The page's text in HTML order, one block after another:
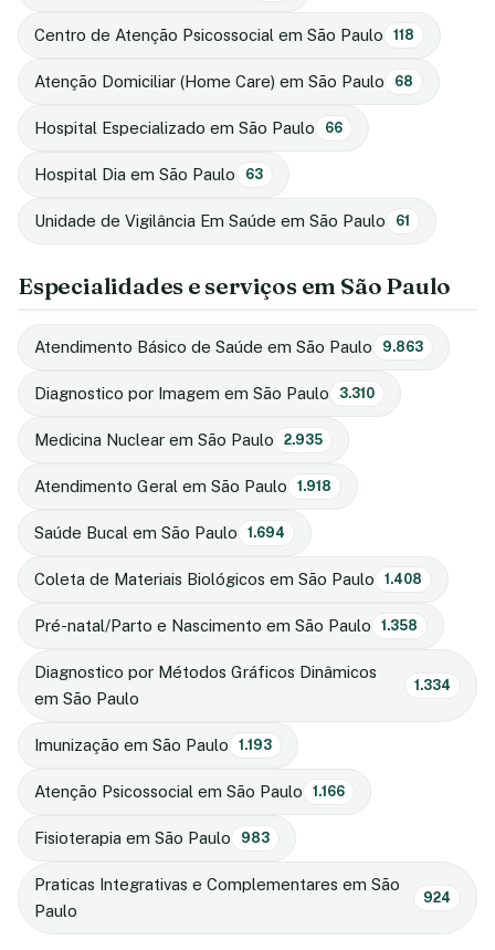
Centro de Atenção Psicossocial em São Paulo 118
Atenção Domiciliar (Home Care) em São Paulo 68
Hospital Especializado em São Paulo 66
Hospital Dia em São Paulo 63
Unidade de Vigilância Em Saúde em São Paulo 61
Especialidades e serviços em São Paulo
Atendimento Básico de Saúde em São Paulo 9.863
Diagnostico por Imagem em São Paulo 3.310
Medicina Nuclear em São Paulo 2.935
Atendimento Geral em São Paulo 1.918
Saúde Bucal em São Paulo 1.694
Coleta de Materiais Biológicos em São Paulo 1.408
Pré-natal/Parto e Nascimento em São Paulo 1.358
Diagnostico por Métodos Gráficos Dinâmicos
em São Paulo
1.334
Imunização em São Paulo 1.193
Atenção Psicossocial em São Paulo 1.166
Fisioterapia em São Paulo 983
Praticas Integrativas e Complementares em São
Paulo
924